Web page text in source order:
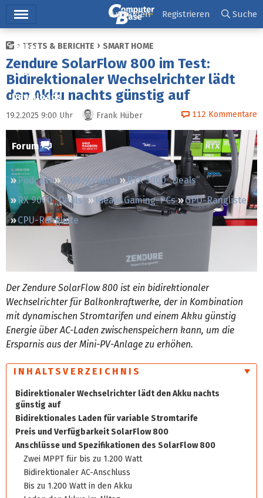
Ticker
Tests
Downloads
Preisvergleich
Forum
Podcast RAMageddon
RTX 5000 „Deals“
RX 9000 „Deals“
Ideale Gaming-PCs
GPU-Rangliste
CPU-Rangliste
Anmelden Registrieren Suche
TESTS & BERICHTE SMART HOME
Zendure SolarFlow 800 im Test:
Bidirektionaler Wechselrichter lädt
den Akku nachts günstig auf
19.2.2025 9:00 Uhr Frank Hüber 112 Kommentare
Der Zendure SolarFlow 800 ist ein bidirektionaler
Wechselrichter für Balkonkraftwerke, der in Kombination
mit dynamischen Stromtarifen und einem Akku günstig
Energie über AC-Laden zwischenspeichern kann, um die
Ersparnis aus der Mini-PV-Anlage zu erhöhen.
INHALTSVERZEICHNIS
Bidirektionaler Wechselrichter lädt den Akku nachts
günstig auf
Bidirektionales Laden für variable Stromtarife
Preis und Verfügbarkeit SolarFlow 800
Anschlüsse und Spezifikationen des SolarFlow 800
Zwei MPPT für bis zu 1.200 Watt
Bidirektionaler AC-Anschluss
Bis zu 1.200 Watt in den Akku